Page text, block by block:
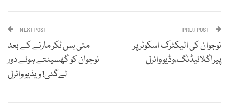
نوجوان کی الیکٹرک اسکوٹر پر
پیراگلائیڈنگ،وڈیو وائرل
NEXT POST
منی بس ٹکر مارنے کے بعد
نوجوان کو گھسیٹتے ہوئے دور
لےگئی! ویڈیو وائرل